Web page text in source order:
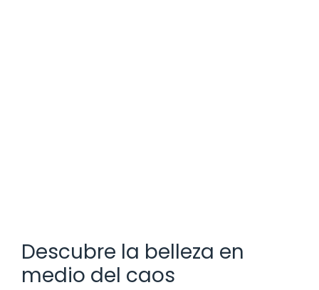
Descubre la belleza en
medio del caos